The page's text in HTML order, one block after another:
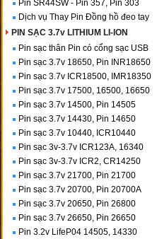
Pin SR44SW - Pin 357, Pin 303
Dịch vụ Thay Pin Đồng hồ đeo tay
PIN SẠC 3.7v LITHIUM LI-ION
Pin sạc thân Pin có cổng sạc USB
Pin sạc 3.7v 18650, Pin INR18650
Pin sạc 3.7v ICR18500, IMR18350
Pin sạc 3.7v 17500, 16500, 16650
Pin sạc 3.7v 14500, Pin 14505
Pin sạc 3.7v 14430, Pin 14650
Pin sạc 3.7v 10440, ICR10440
Pin sạc 3v-3.7v ICR123A, 16340
Pin sạc 3v-3.7v ICR2, CR14250
Pin sạc 3.7v 21700, Pin 21700
Pin sạc 3.7v 20700, Pin 20700A
Pin sạc 3.7v 20650, Pin 26800
Pin sạc 3.7v 26650, Pin 26650
Pin 3.2v LifeP04 14505, 14330